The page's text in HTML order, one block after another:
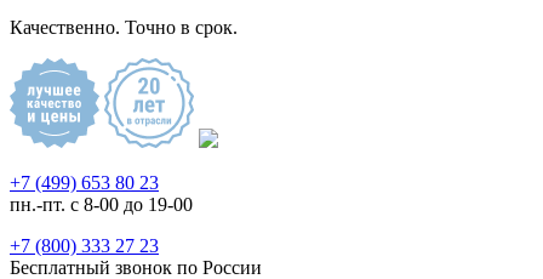
Качественно. Точно в срок.
+7 (499) 653 80 23
пн.-пт. с 8-00 до 19-00
+7 (800) 333 27 23
Бесплатный звонок по России